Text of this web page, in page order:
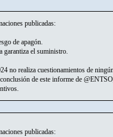
publicadas:
de apagón.
garantiza el suministro.
no realiza cuestionamientos de
de este informe de
publicadas: